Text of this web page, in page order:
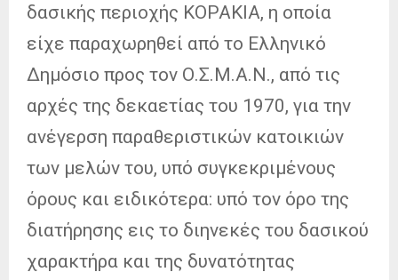
δασικής περιοχής ΚΟΡΑΚΙΑ, η οποία
είχε παραχωρηθεί από το Ελληνικό
Δημόσιο προς τον Ο.Σ.Μ.Α.Ν., από τις
αρχές της δεκαετίας του 1970, για την
ανέγερση παραθεριστικών κατοικιών
των μελών του, υπό συγκεκριμένους
όρους και ειδικότερα: υπό τον όρο της
διατήρησης εις το διηνεκές του δασικού
χαρακτήρα και της δυνατότητας